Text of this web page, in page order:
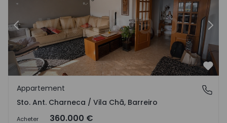
Précédent
Sto. Ant. Charneca / Vila Chã, Barreiro
Appartement
Sto. Ant. Charneca / Vila Chã, Barreiro
Acheter 360.000 €